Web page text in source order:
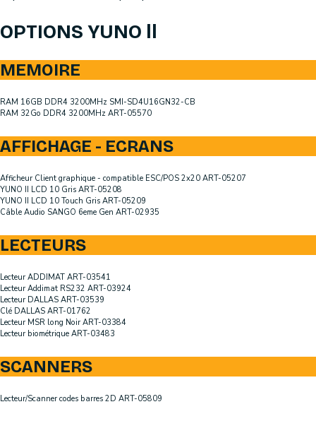
OPTIONS YUNO ll
MEMOIRE
RAM 16GB DDR4 3200MHz SMI-SD4U16GN32-CB
RAM 32Go DDR4 3200MHz ART-05570
AFFICHAGE - ECRANS
Afficheur Client graphique - compatible ESC/POS 2x20 ART-05207
YUNO II LCD 10 Gris ART-05208
YUNO II LCD 10 Touch Gris ART-05209
Câble Audio SANGO 6eme Gen ART-02935
LECTEURS
Lecteur ADDIMAT ART-03541
Lecteur Addimat RS232 ART-03924
Lecteur DALLAS ART-03539
Clé DALLAS ART-01762
Lecteur MSR long Noir ART-03384
Lecteur biométrique ART-03483
SCANNERS
Lecteur/Scanner codes barres 2D ART-05809